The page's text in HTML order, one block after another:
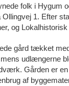
folk i Hygum
1. Efter
og
gård tækket
udlængerne
Gården er
af